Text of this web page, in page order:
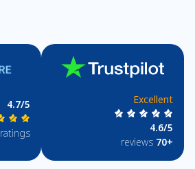
Excellent
4.6/5
+70
reviews
4.7/5
ratings